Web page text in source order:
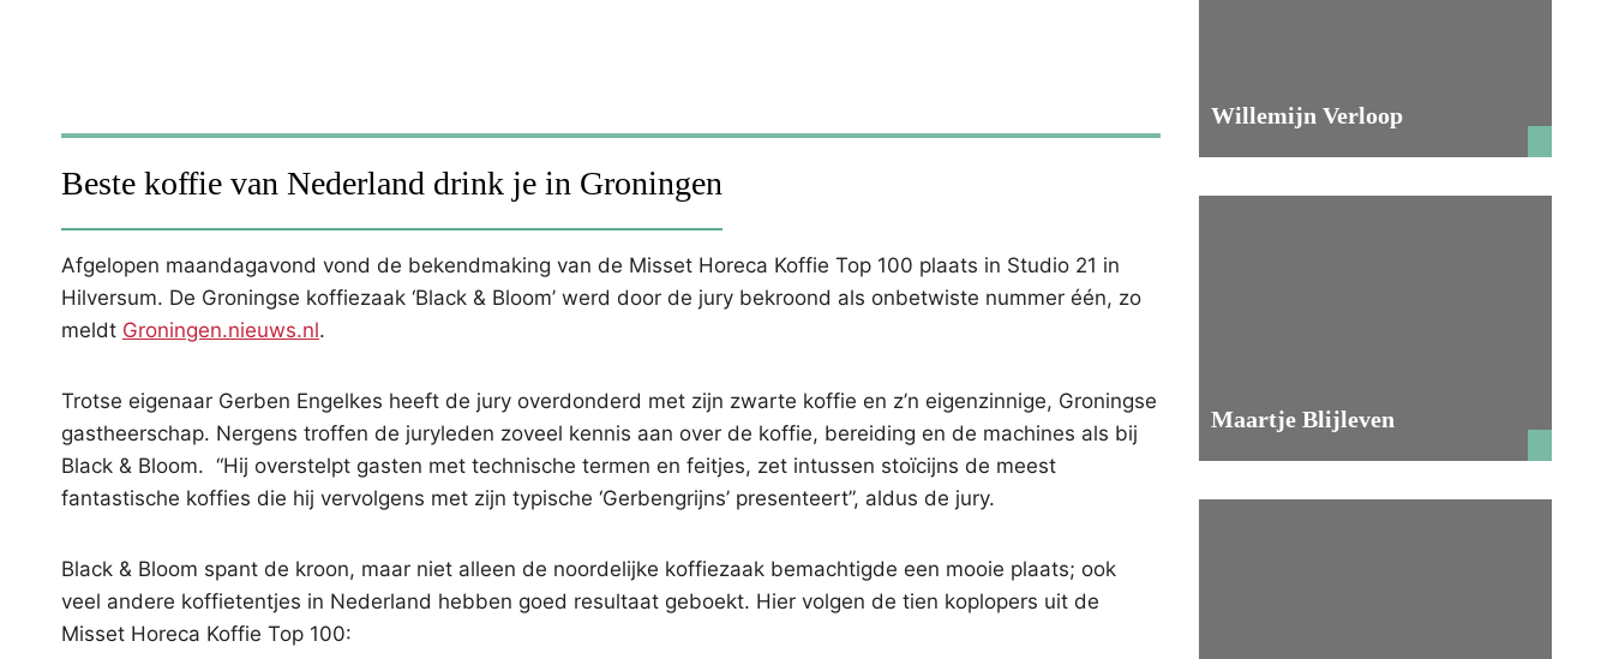
Beste koffie van Nederland drink je in Groningen
Afgelopen maandagavond vond de bekendmaking van de Misset Horeca Koffie Top 100 plaats in Studio 21 in
Hilversum. De Groningse koffiezaak ‘Black & Bloom’ werd door de jury bekroond als onbetwiste nummer één, zo
meldt Groningen.nieuws.nl.
Trotse eigenaar Gerben Engelkes heeft de jury overdonderd met zijn zwarte koffie en z’n eigenzinnige, Groningse
gastheerschap. Nergens troffen de juryleden zoveel kennis aan over de koffie, bereiding en de machines als bij
Black & Bloom. “Hij overstelpt gasten met technische termen en feitjes, zet intussen stoïcijns de meest
fantastische koffies die hij vervolgens met zijn typische ‘Gerbengrijns’ presenteert”, aldus de jury.
Black & Bloom spant de kroon, maar niet alleen de noordelijke koffiezaak bemachtigde een mooie plaats; ook
veel andere koffietentjes in Nederland hebben goed resultaat geboekt. Hier volgen de tien koplopers uit de
Misset Horeca Koffie Top 100:
Willemijn Verloop
Maartje Blijleven